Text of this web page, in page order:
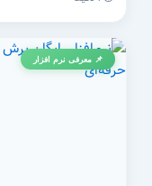
📌 معرفی نرم افزار